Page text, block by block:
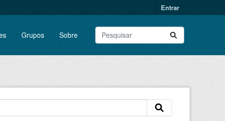
Entrar
Grupos Sobre